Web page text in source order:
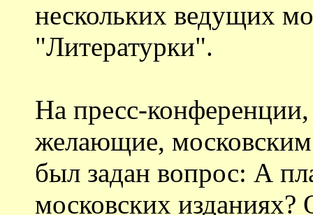
нескольких ведущих
"Литературки".
На пресс-
желающие, московским
был задан вопрос: А
московских изданиях?